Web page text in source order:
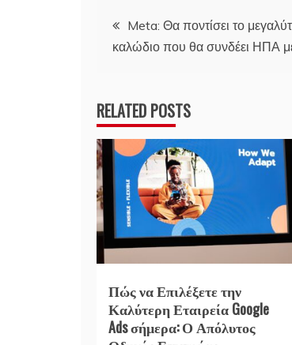
Πλοήγηση
άρθρων
Meta: Θα ποντίσει το
καλώδιο που θα συνδέει ΗΠΑ
RELATED POSTS
Πώς να Επιλέξετε την
Καλύτερη Εταιρεία Google
Ads σήμερα: Ο Απόλυτος